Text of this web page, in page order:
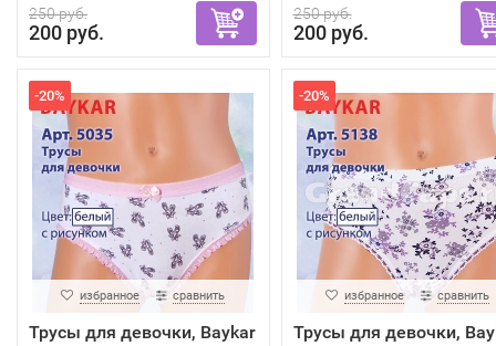
250 руб.
200 руб.
250 руб.
200 руб.
-20%
избранное сравнить
Трусы для девочки, Baykar
-20%
избранное сравнить
Трусы для девочки,